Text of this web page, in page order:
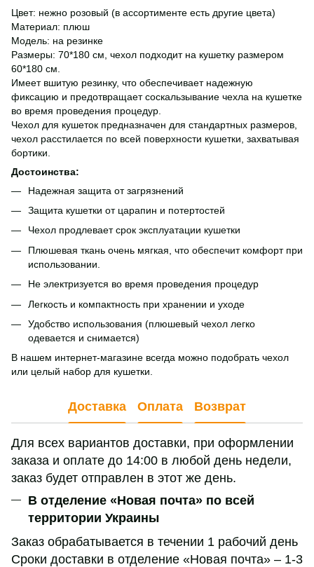
Цвет: нежно розовый (в ассортименте есть другие цвета)
Материал: плюш
Модель: на резинке
Размеры: 70*180 см, чехол подходит на кушетку размером
60*180 см.
Имеет вшитую резинку, что обеспечивает надежную
фиксацию и предотвращает соскальзывание чехла на кушетке
во время проведения процедур.
Чехол для кушеток предназначен для стандартных размеров,
чехол расстилается по всей поверхности кушетки, захватывая
бортики.
Достоинства:
Надежная защита от загрязнений
Защита кушетки от царапин и потертостей
Чехол продлевает срок эксплуатации кушетки
Плюшевая ткань очень мягкая, что обеспечит комфорт при
использовании.
Не электризуется во время проведения процедур
Легкость и компактность при хранении и уходе
Удобство использования (плюшевый чехол легко
одевается и снимается)
В нашем интернет-магазине всегда можно подобрать чехол
или целый набор для кушетки.
Доставка Оплата Возврат
Для всех вариантов доставки, при оформлении
заказа и оплате до 14:00 в любой день недели,
заказ будет отправлен в этот же день.
В отделение «Новая почта» по всей
территории Украины
Заказ обрабатывается в течении 1 рабочий день
Сроки доставки в отделение «Новая почта» – 1-3